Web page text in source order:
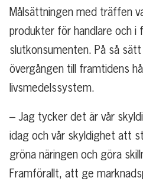
Målsättningen med träffen
produkter för handlare och i
slutkonsumenten. På så
övergången till framtidens
livsmedelssystem.
– Jag tycker det är vår
idag och vår skyldighet att
gröna näringen och göra
Framförallt, att ge